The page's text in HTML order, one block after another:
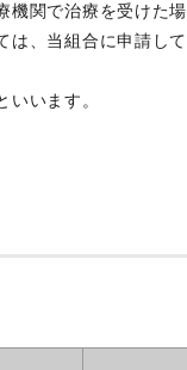
関で治療を受けた
、当組合に申請し
います。